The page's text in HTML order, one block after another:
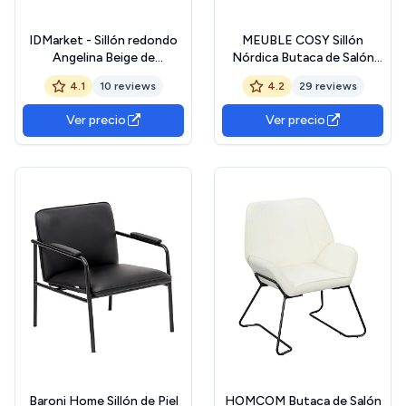
IDMarket - Sillón redondo
Angelina Beige de
terciopelo Patas cruzadas
doradas
4.1 10 reviews
Ver precio
MEUBLE COSY Sillón
Nórdica Butaca de Salón
para Dormitorio Silla
Escandinavo con Respaldo
y Reposabrazos Patas de
Metal en Gamuza Marrón
4.2 29 reviews
Ver precio
Baroni Home Sillón de Piel
HOMCOM Butaca de Salón